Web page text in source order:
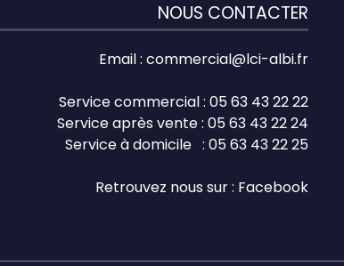
NOUS CONTACTER
Email : commercial@lci-albi.fr
Service commercial : 05 63 43 22 22
Service après vente : 05 63 43 22 24
Service à domicile : 05 63 43 22 25
Retrouvez nous sur : Facebook